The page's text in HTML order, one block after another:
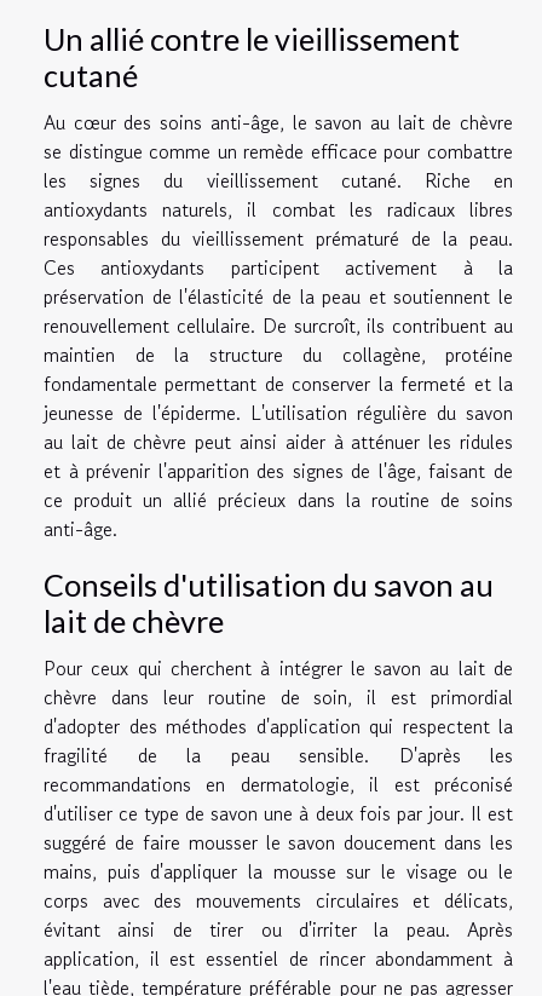
Un allié contre le vieillissement
cutané
Au cœur des soins anti-âge, le savon au lait de chèvre
se distingue comme un remède efficace pour combattre
les signes du vieillissement cutané. Riche en
antioxydants naturels, il combat les radicaux libres
responsables du vieillissement prématuré de la peau.
Ces antioxydants participent activement à la
préservation de l'élasticité de la peau et soutiennent le
renouvellement cellulaire. De surcroît, ils contribuent au
maintien de la structure du collagène, protéine
fondamentale permettant de conserver la fermeté et la
jeunesse de l'épiderme. L'utilisation régulière du savon
au lait de chèvre peut ainsi aider à atténuer les ridules
et à prévenir l'apparition des signes de l'âge, faisant de
ce produit un allié précieux dans la routine de soins
anti-âge.
Conseils d'utilisation du savon au
lait de chèvre
Pour ceux qui cherchent à intégrer le savon au lait de
chèvre dans leur routine de soin, il est primordial
d'adopter des méthodes d'application qui respectent la
fragilité de la peau sensible. D'après les
recommandations en dermatologie, il est préconisé
d'utiliser ce type de savon une à deux fois par jour. Il est
suggéré de faire mousser le savon doucement dans les
mains, puis d'appliquer la mousse sur le visage ou le
corps avec des mouvements circulaires et délicats,
évitant ainsi de tirer ou d'irriter la peau. Après
application, il est essentiel de rincer abondamment à
l'eau tiède, température préférable pour ne pas agresser